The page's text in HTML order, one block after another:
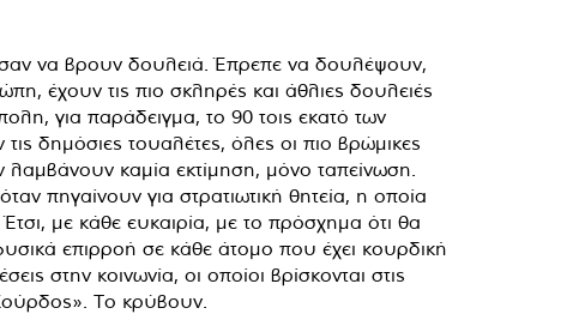
να βρουν δουλειά. Έπρεπε να δουλέψουν,
έχουν τις πιο σκληρές και άθλιες δουλειές
για παράδειγμα, το 90 τοις εκατό των
δημόσιες τουαλέτες, όλες οι πιο βρώμικες
λαμβάνουν καμία εκτίμηση, μόνο ταπείνωση.
πηγαίνουν για στρατιωτική θητεία, η οποία
με κάθε ευκαιρία, με το πρόσχημα ότι θα
επιρροή σε κάθε άτομο που έχει κουρδική
στην κοινωνία, οι οποίοι βρίσκονται στις
Το κρύβουν.